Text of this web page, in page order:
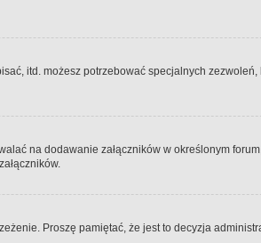
itd. możesz potrzebować specjalnych
na dodawanie załączników w określonym
Proszę pamiętać, że jest to decyzja